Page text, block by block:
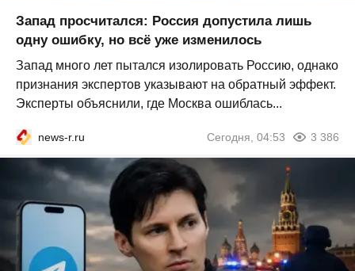
Запад просчитался: Россия допустила лишь
одну ошибку, но всё уже изменилось
Запад много лет пытался изолировать Россию, однако
признания экспертов указывают на обратный эффект.
Эксперты объяснили, где Москва ошиблась...
news-r.ru Сегодня, 04:53 3 386